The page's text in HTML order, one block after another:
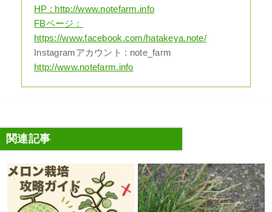
HP : http://www.notefarm.info
FBページ：
https://www.facebook.com/hatakeya.note/
Instagramアカウント : note_farm
http://www.notefarm.info
関連記事